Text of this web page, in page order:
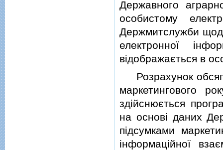
Державного
особистому
Держмитслужби
електронної
вiдображається в
Розрахунок
маркетингового
здiйснюється
на основi даних
пiдсумками
iнформацiйної